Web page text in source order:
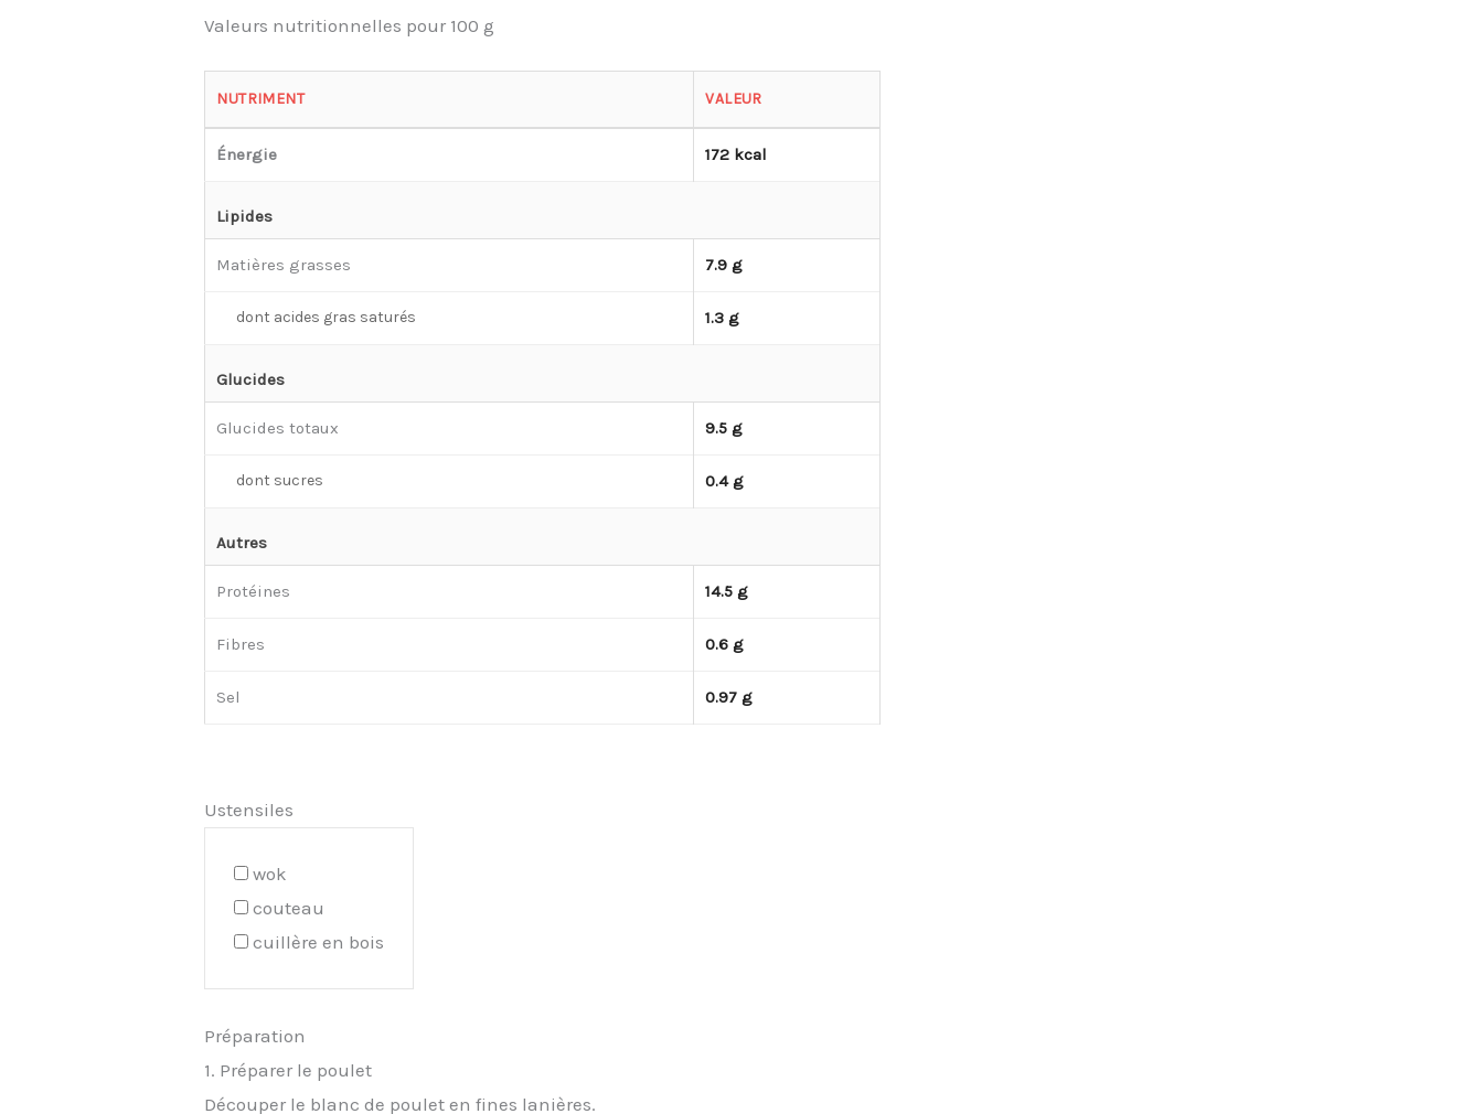
Valeurs nutritionnelles pour 100 g
NUTRIMENT VALEUR
Énergie 172 kcal
Lipides
Matières grasses 7.9 g
dont acides gras saturés 1.3 g
Glucides
Glucides totaux 9.5 g
dont sucres 0.4 g
Autres
Protéines 14.5 g
Fibres 0.6 g
Sel 0.97 g
Ustensiles
wok
couteau
cuillère en bois
Préparation
1. Préparer le poulet
Découper le blanc de poulet en fines lanières.